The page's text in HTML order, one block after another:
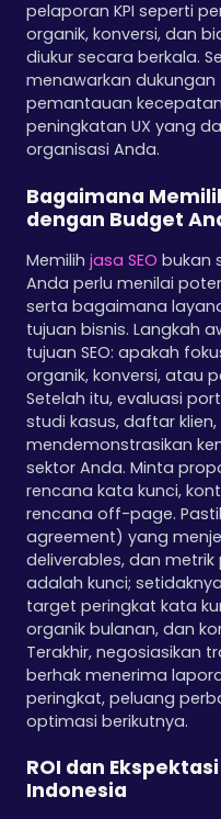
pelaporan KPI seperti
organik, konversi, dan
diukur secara berkala.
menawarkan dukungan
pemantauan
peningkatan UX yang
organisasi Anda.
Bagaimana
dengan Budget
Memilihjasa SEO bukan
Anda perlu menilai
serta bagaimana
tujuan bisnis. Langkah
tujuan SEO: apakah
organik, konversi, atau
Setelah itu, evaluasi
studi kasus, daftar
mendemonstrasikan
sektor Anda. Minta
rencana kata kunci,
rencana off-page.
agreement) yang
deliverables, dan metrik
adalah kunci;
target peringkat kata
organik bulanan, dan
Terakhir, negosiasikan
berhak menerima
peringkat, peluang
optimasi berikutnya.
ROI dan
Indonesia